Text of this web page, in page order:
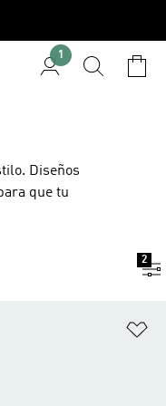
1
Diseños
que tu
2